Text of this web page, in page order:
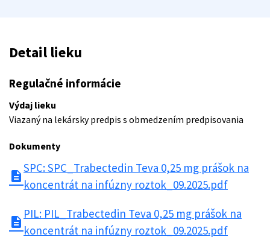
Detail lieku
Regulačné informácie
Výdaj lieku
Viazaný na lekársky predpis s obmedzením predpisovania
Dokumenty
description
SPC: SPC_Trabectedin Teva 0,25 mg prášok na
koncentrát na infúzny roztok_09.2025.pdf
description
PIL: PIL_Trabectedin Teva 0,25 mg prášok na
koncentrát na infúzny roztok_09.2025.pdf